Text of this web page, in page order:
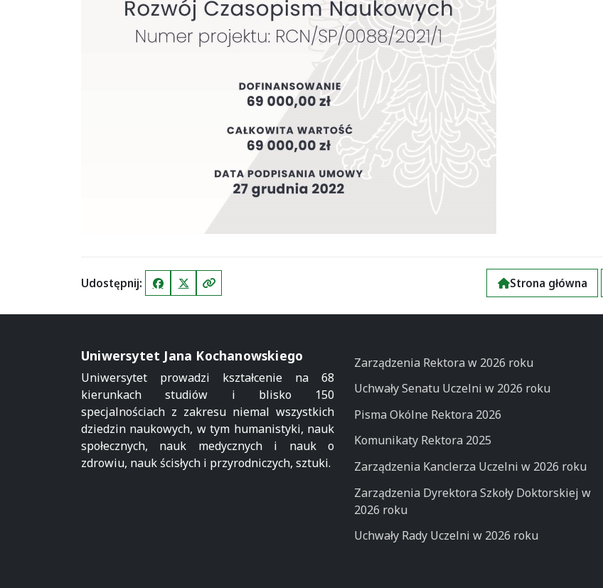
Udostępnij: FacebookX (Twitter)Kopiuj link Strona główna
Uniwersytet Jana Kochanowskiego
Uniwersytet prowadzi kształcenie na 68
kierunkach studiów i blisko 150
specjalnościach z zakresu niemal wszystkich
dziedzin naukowych, w tym humanistyki, nauk
społecznych, nauk medycznych i nauk o
zdrowiu, nauk ścisłych i przyrodniczych, sztuki.
Zarządzenia Rektora w 2026 roku
Uchwały Senatu Uczelni w 2026 roku
Pisma Okólne Rektora 2026
Komunikaty Rektora 2025
Zarządzenia Kanclerza Uczelni w 2026 roku
Zarządzenia Dyrektora Szkoły Doktorskiej w
2026 roku
Uchwały Rady Uczelni w 2026 roku